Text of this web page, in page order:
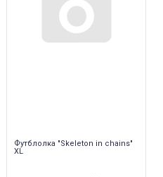
Футблолка "Skeleton in chains"
XL